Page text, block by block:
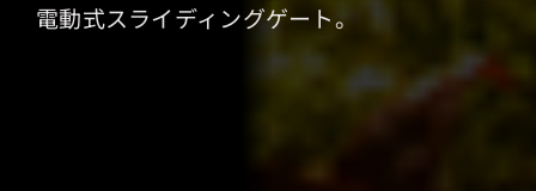
電動式スライディングゲート。